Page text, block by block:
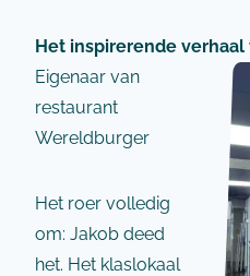
Het inspirerende verhaal
Eigenaar van
restaurant
Wereldburger
Het roer volledig
om: Jakob deed
het. Het klaslokaal